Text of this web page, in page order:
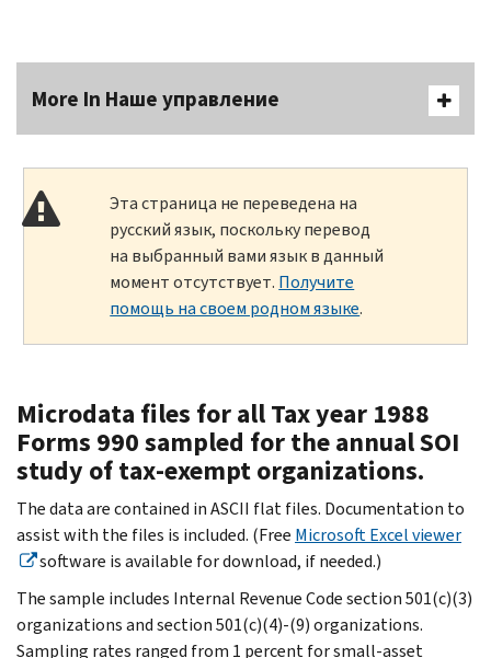
More In Наше управление
Эта страница не переведена на
русский язык, поскольку перевод
на выбранный вами язык в данный
момент отсутствует. Получите
помощь на своем родном языке.
Microdata files for all Tax year 1988
Forms 990 sampled for the annual SOI
study of tax-exempt organizations.
The data are contained in ASCII flat files. Documentation to
assist with the files is included. (Free Microsoft Excel viewer
software is available for download, if needed.)
The sample includes Internal Revenue Code section 501(c)(3)
organizations and section 501(c)(4)-(9) organizations.
Sampling rates ranged from 1 percent for small-asset